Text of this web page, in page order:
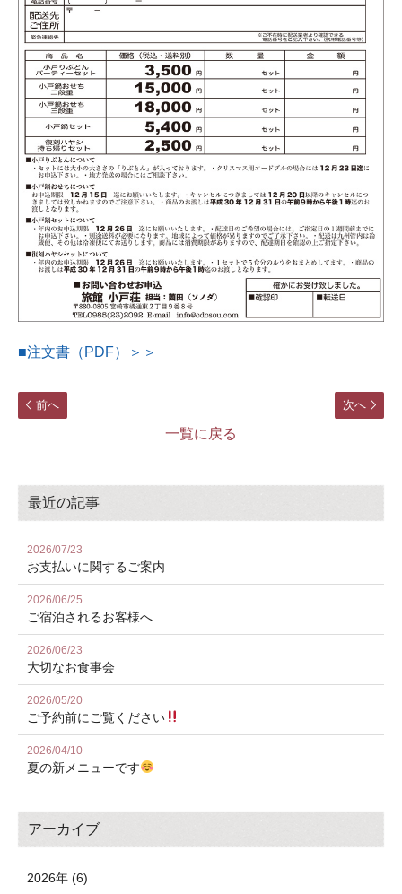
■注文書（PDF）＞＞
次へ
前へ
一覧に戻る
最近の記事
2026/07/23
お⽀払いに関するご案内
2026/06/25
ご宿泊されるお客様へ
2026/06/23
大切なお食事会
2026/05/20
ご予約前にご覧ください
2026/04/10
夏の新メニューです
アーカイブ
2026年 (6)